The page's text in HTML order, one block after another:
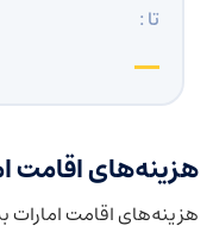
تا :
هزینه‌های اقامت
هزینه‌های اقامت